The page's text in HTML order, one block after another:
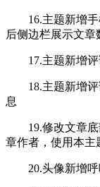
16.主题新增手
后侧边栏展示文章
17.主题新增评
18.主题新增评
息
19.修改文章底
章作者，使用本主
20.头像新增呼